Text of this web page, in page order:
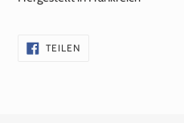
TEILENAUF
FACEBOOK